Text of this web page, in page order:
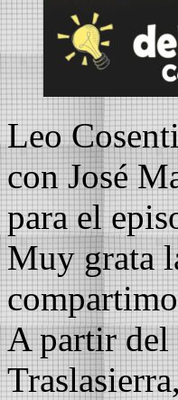
Leo
con José
para el
Muy grata
A partir del